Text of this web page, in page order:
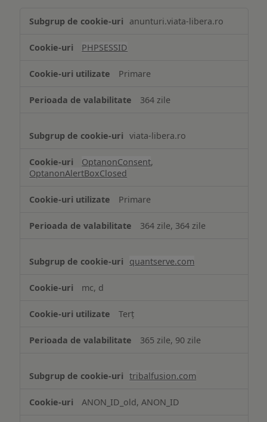
de
Cookie
necesare
anunturi.viata-libera.ro
PHPSESSID
Primare
364 zile
viata-libera.ro
OptanonConsent,
OptanonAlertBoxClosed
Primare
364 zile, 364 zile
quantserve.com
mc, d
Terț
365 zile, 90 zile
tribalfusion.com
ANON_ID_old, ANON_ID